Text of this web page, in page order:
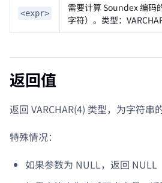
<expr>
需要计算 Soundex 编码
字符）。类型：
返回值
返回 VARCHAR(4) 类型，为字符串
特殊情况：
如果参数为 NULL，返回 NULL